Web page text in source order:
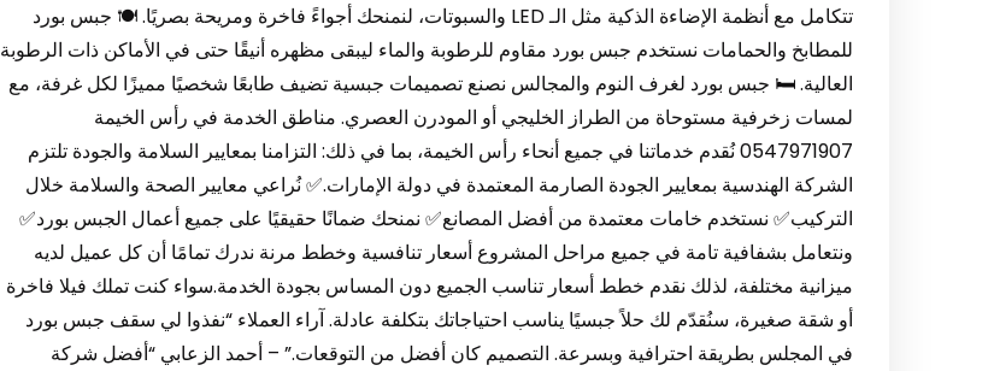
تتكامل مع أنظمة الإضاءة الذكية مثل الـ LED والسبوتات، لنمنحك أجواءً فاخرة ومريحة بصريًا. 🍽 جبس بورد
للمطابخ والحمامات نستخدم جبس بورد مقاوم للرطوبة والماء ليبقى مظهره أنيقًا حتى في الأماكن ذات الرطوبة
العالية. 🛏 جبس بورد لغرف النوم والمجالس نصنع تصميمات جبسية تضيف طابعًا شخصيًا مميزًا لكل غرفة، مع
لمسات زخرفية مستوحاة من الطراز الخليجي أو المودرن العصري. مناطق الخدمة في رأس الخيمة
0547971907 نُقدم خدماتنا في جميع أنحاء رأس الخيمة، بما في ذلك: التزامنا بمعايير السلامة والجودة تلتزم
الشركة الهندسية بمعايير الجودة الصارمة المعتمدة في دولة الإمارات.✅ نُراعي معايير الصحة والسلامة خلال
التركيب✅ نستخدم خامات معتمدة من أفضل المصانع✅ نمنحك ضمانًا حقيقيًا على جميع أعمال الجبس بورد✅
ونتعامل بشفافية تامة في جميع مراحل المشروع أسعار تنافسية وخطط مرنة ندرك تمامًا أن كل عميل لديه
ميزانية مختلفة، لذلك نقدم خطط أسعار تناسب الجميع دون المساس بجودة الخدمة.سواء كنت تملك فيلا فاخرة
أو شقة صغيرة، سنُقدّم لك حلاً جبسيًا يناسب احتياجاتك بتكلفة عادلة. آراء العملاء “نفذوا لي سقف جبس بورد
في المجلس بطريقة احترافية وبسرعة. التصميم كان أفضل من التوقعات.” – أحمد الزعابي “أفضل شركة